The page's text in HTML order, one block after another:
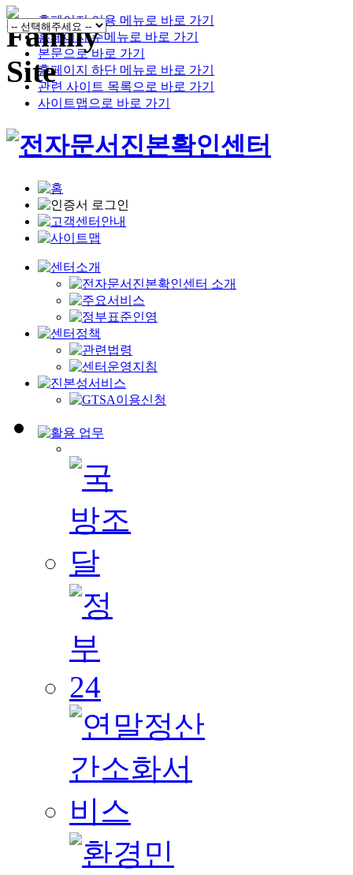
홈페이지 이용 메뉴로 바로 가기
홈페이지 주메뉴로 바로 가기
본문으로 바로 가기
홈페이지 하단 메뉴로 바로 가기
관련 사이트 목록으로 바로 가기
사이트맵으로 바로 가기